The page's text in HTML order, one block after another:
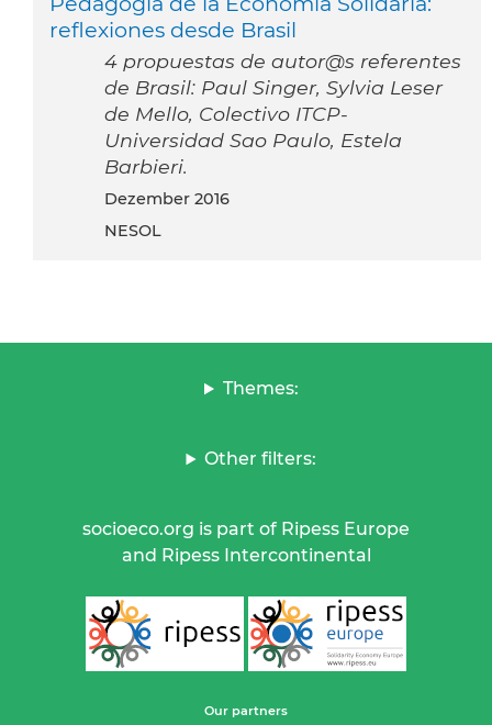
reflexiones desde Brasil
4 propuestas de autor@s referentes
de Brasil: Paul Singer, Sylvia Leser
de Mello, Colectivo ITCP-
Universidad Sao Paulo, Estela
Barbieri.
Dezember 2016
NESOL
Themes:
Other filters:
socioeco.org is part of Ripess Europe
and Ripess Intercontinental
Our partners